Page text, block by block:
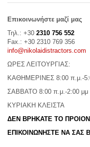
Επικοινωνήστε μαζί μας
Τηλ.: +30 2310 756 552
Fax.: +30 2310 769 356
info@nikolaidistractors.com
ΩΡΕΣ ΛΕΙΤΟΥΡΓΙΑΣ:
ΚΑΘΗΜΕΡΙΝΕΣ 8:00 π.μ.-
ΣΑΒΒΑΤΟ 8:00 π.μ.-2:00 μμ
ΚΥΡΙΑΚΗ ΚΛΕΙΣΤΑ
ΔΕΝ ΒΡΗΚΑΤΕ ΤΟ
ΕΠΙΚΟΙΝΩΝΗΣΤΕ ΝΑ